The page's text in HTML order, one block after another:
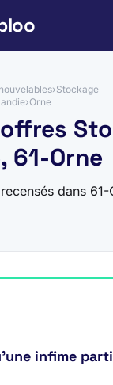
›Stockage
›Orne
61-Orne
dans 61-
infime